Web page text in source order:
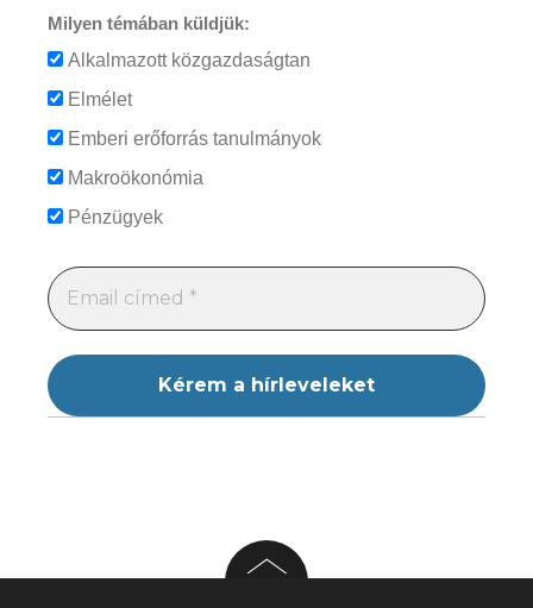
Milyen témában küldjük:
Alkalmazott közgazdaságtan
Elmélet
Emberi erőforrás tanulmányok
Makroökonómia
Pénzügyek